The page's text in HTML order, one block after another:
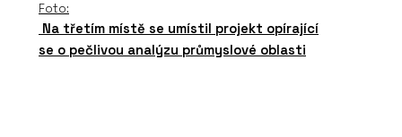
Foto:
Na třetím místě se umístil projekt opírající
se o pečlivou analýzu průmyslové oblasti